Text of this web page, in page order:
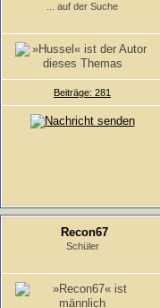
... auf der Suche
Beiträge: 281
Recon67
Schüler